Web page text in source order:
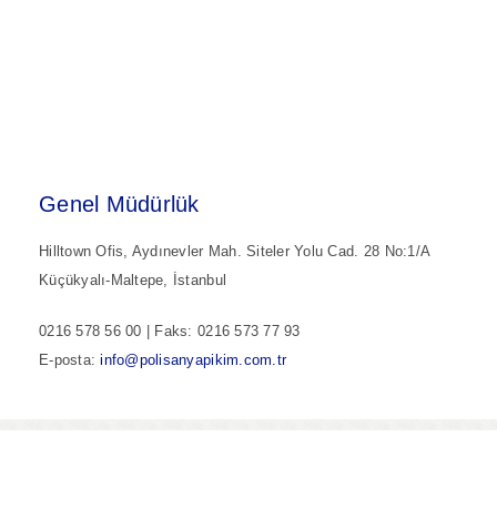
Genel Müdürlük
Hilltown Ofis, Aydınevler Mah. Siteler Yolu Cad. 28 No:1/A
Küçükyalı-Maltepe, İstanbul
0216 578 56 00 | Faks: 0216 573 77 93
E-posta:info@polisanyapikim.com.tr